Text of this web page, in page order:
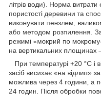
літрів води). Норма
пористості деревини та
виконувати пензлем,
або методом розпилення.
режимі «мокрий по
на вертикальних площинах
При температурі +20 °C і
засіб висихає «на відлип»
можлива через 4 години, а
24 годин. Після обробки